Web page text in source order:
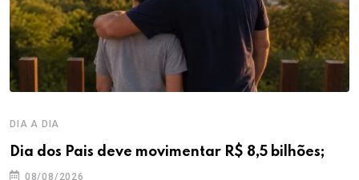
DIA A DIA
Dia dos Pais deve movimentar R$ 8,5 bilhões;
08/08/2026